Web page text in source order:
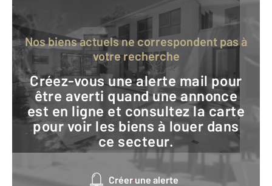
Nos biens actuels ne correspondent pas à
votre recherche
Créez-vous une alerte mail pour
être averti quand une annonce
est en ligne et consultez la carte
pour voir les biens à louer dans
ce secteur.
Créer une alerte